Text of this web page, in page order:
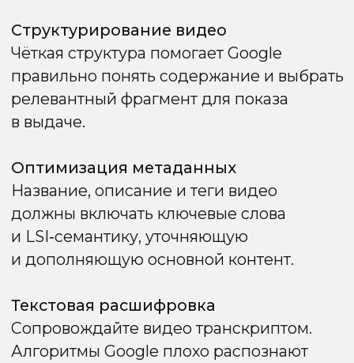
Правильная работа с избранными
фрагментами увеличивает видимость
сайта и привлекает дополнительный
трафик без изменений в позиции
основной страницы.
Факторы ранжирования
в Google
Для стабильного продвижения сайта
в Google важно понимать, какие
элементы напрямую влияют на позиции
в выдаче. Алгоритмы учитывают
но и технические характеристики сайта,
пользовательский опыт, ссылочную
массу и авторитет ресурса. В этом
разделе мы подробно разберём